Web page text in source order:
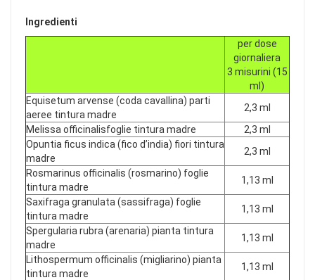
Ingredienti
per dose
giornaliera
3 misurini (15
ml)
Equisetum arvense (coda cavallina) parti
aeree tintura madre
2,3 ml
Melissa officinalisfoglie tintura madre
2,3 ml
Opuntia ficus indica (fico d’india) fiori tintura
madre
2,3 ml
Rosmarinus officinalis (rosmarino) foglie
tintura madre
1,13 ml
Saxifraga granulata (sassifraga) foglie
tintura madre
1,13 ml
Spergularia rubra (arenaria) pianta tintura
madre
1,13 ml
Lithospermum officinalis (migliarino) pianta
tintura madre
1,13 ml